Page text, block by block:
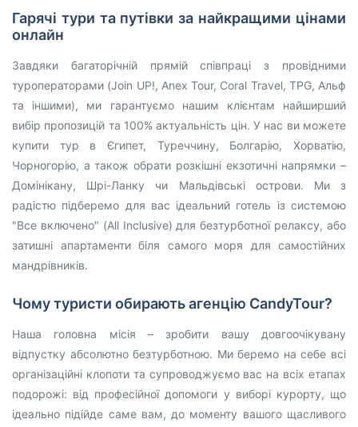
Гарячі тури та путівки за найкращими цінами
онлайн
Завдяки багаторічній прямій співпраці з провідними
туроператорами (Join UP!, Anex Tour, Coral Travel, TPG, Альф
та іншими), ми гарантуємо нашим клієнтам найширший
вибір пропозицій та 100% актуальність цін. У нас ви можете
купити тур в Єгипет, Туреччину, Болгарію, Хорватію,
Чорногорію, а також обрати розкішні екзотичні напрямки –
Домінікану, Шрі-Ланку чи Мальдівські острови. Ми з
радістю підберемо для вас ідеальний готель із системою
"Все включено" (All Inclusive) для безтурботної релаксу, або
затишні апартаменти біля самого моря для самостійних
мандрівників.
Чому туристи обирають агенцію CandyTour?
Наша головна місія – зробити вашу довгоочікувану
відпустку абсолютно безтурботною. Ми беремо на себе всі
організаційні клопоти та супроводжуємо вас на всіх етапах
подорожі: від професійної допомоги у виборі курорту, що
ідеально підійде саме вам, до моменту вашого щасливого